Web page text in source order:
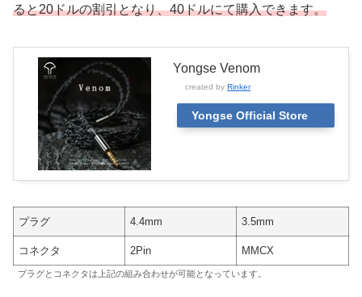
ると20ドルの割引となり、40ドルにて購入できます。
Yongse Venom
created by Rinker
Yongse Official Store
プラグ 4.4mm 3.5mm
コネクタ 2Pin MMCX
プラグとコネクタは上記の組み合わせが可能となっています。